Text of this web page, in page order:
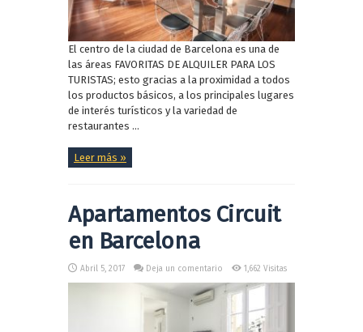
El centro de la ciudad de Barcelona es una de
las áreas FAVORITAS DE ALQUILER PARA LOS
TURISTAS; esto gracias a la proximidad a todos
los productos básicos, a los principales lugares
de interés turísticos y la variedad de
restaurantes ...
Leer más »
Apartamentos Circuit
en Barcelona
Abril 5, 2017 Deja un comentario 1,662 Visitas